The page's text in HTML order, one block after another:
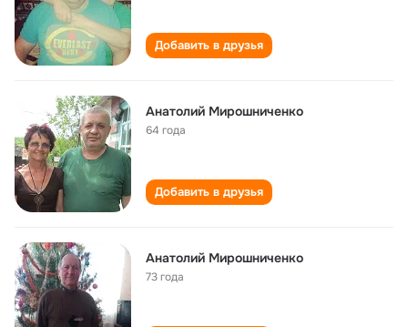
Добавить в друзья
Анатолий Мирошниченко
64 года
Добавить в друзья
Анатолий Мирошниченко
73 года